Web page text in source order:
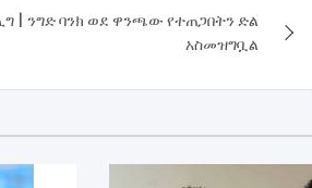
| ንግድ ባንክ ወደ ዋንጫው የተጠጋበትን ድል
አስመዝግቧል